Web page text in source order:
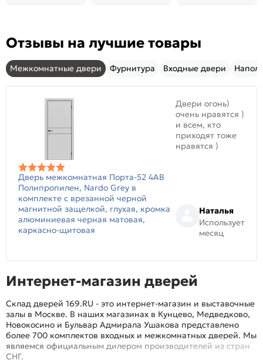
Отзывы на лучшие товары
Межкомнатные двери Фурнитура Входные двери
Дверь межкомнатная Порта-52 4AB
Полипропилен, Nardo Grey в
комплекте с врезанной черной
магнитной защелкой, глухая, кромка
алюминиевая черная матовая,
каркасно-щитовая
Двери огонь)
очень нравятся )
и всем, кто
приходят тоже
нравятся )
Наталья
Использует
месяц
Интернет-магазин дверей
Склад дверей 169.RU - это интернет-магазин и выставочные
залы в Москве. В наших магазинах в Кунцево, Медведково,
Новокосино и Бульвар Адмирала Ушакова представлено
более 700 комплектов входных и межкомнатных дверей. Мы
являемся официальным дилером производителей из стран
СНГ.